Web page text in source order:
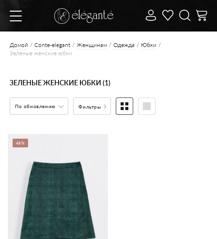
Домой Conte-elegant Женщинам Одежда
Юбки
Зеленые женские юбки
ЗЕЛЕНЫЕ ЖЕНСКИЕ ЮБКИ (1)
По обновлению Фильтры
48%